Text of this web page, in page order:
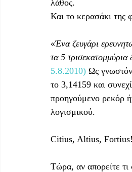
λάθος.
Και το κερασάκι της
«Ένα ζευγάρι
τα 5
5.8.2010) Ως
το 3,14159 και
προηγούμενο ρεκόρ
λογισμικού.
Citius, Altius, Fortius!
Τώρα, αν απορείτε